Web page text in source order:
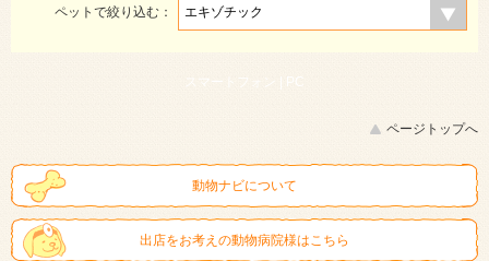
ペットで絞り込む：
スマートフォン | PC
ページトップへ
動物ナビについて
出店をお考えの動物病院様はこちら